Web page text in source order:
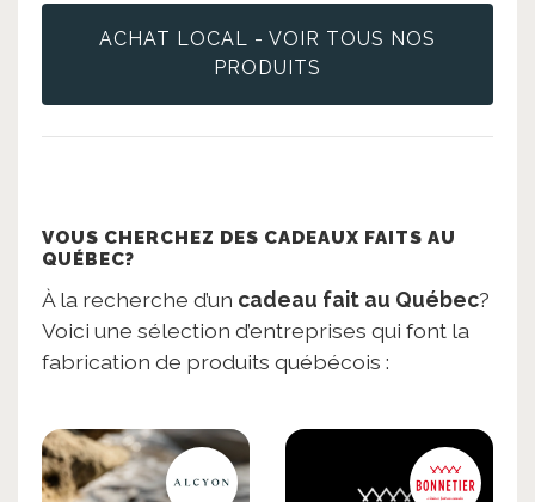
ACHAT LOCAL - VOIR TOUS NOS
PRODUITS
VOUS CHERCHEZ DES CADEAUX FAITS AU
QUÉBEC?
À la recherche d’un cadeau fait au Québec?
Voici une sélection d’entreprises qui font la
fabrication de produits québécois :